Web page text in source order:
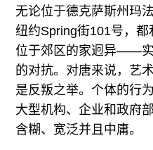
无论位于德克萨斯州玛
纽约Spring街101号，
位于郊区的家迥异——
的对抗。对唐来说，艺
是反叛之举。个体的行
大型机构、企业和政府
含糊、宽泛并且中庸。